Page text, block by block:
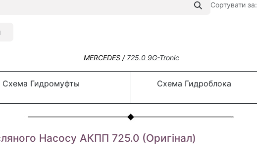
Сортувати за:
MERCEDES / 725.0 9G-Tronic
Схема Гидромуфты Схема Гидроблока
Насосу АКПП 725.0 (Оригінал)